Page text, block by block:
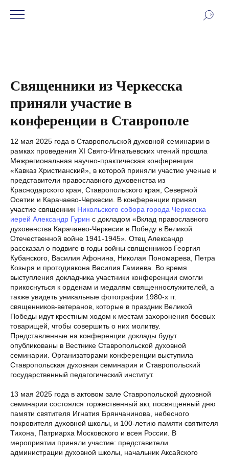
Священники из Черкесска
приняли участие в
конференции в Ставрополе
12 мая 2025 года в Ставропольской духовной семинарии в
рамках проведения XI Свято-Игнатьевских чтений прошла
Межрегиональная научно-практическая конференция
«Кавказ Христианский», в которой приняли участие ученые и
представители православного духовенства из
Краснодарского края, Ставропольского края, Северной
Осетии и Карачаево-Черкесии. В конференции принял
участие священник Никольского собора города Черкесска
иерей Александр Гурин с докладом «Вклад православного
духовенства Карачаево-Черкесии в Победу в Великой
Отечественной войне 1941-1945». Отец Александр
рассказал о подвиге в годы войны священников Георгия
Кубанского, Василия Афонина, Николая Пономарева, Петра
Козыря и протодиакона Василия Гамиева. Во время
выступления докладчика участники конференции смогли
прикоснуться к орденам и медалям священнослужителей, а
также увидеть уникальные фотографии 1980-х гг.
священников-ветеранов, которые в праздник Великой
Победы идут крестным ходом к местам захоронения боевых
товарищей, чтобы совершить о них молитву.
Представленные на конференции доклады будут
опубликованы в Вестнике Ставропольской духовной
семинарии. Организаторами конференции выступила
Ставропольская духовная семинария и Ставропольский
государственный педагогический институт.
13 мая 2025 года в актовом зале Ставропольской духовной
семинарии состоялся торжественный акт, посвященный дню
памяти святителя Игнатия Брянчанинова, небесного
покровителя духовной школы, и 100-летию памяти святителя
Тихона, Патриарха Московского и всея России. В
мероприятии приняли участие: представители
администрации духовной школы, начальник Аксайского